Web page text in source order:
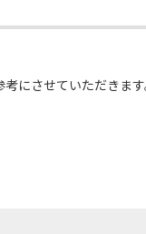
にさせていただきます